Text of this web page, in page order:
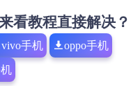
看教程直接解决？
vivo手机 oppo手机